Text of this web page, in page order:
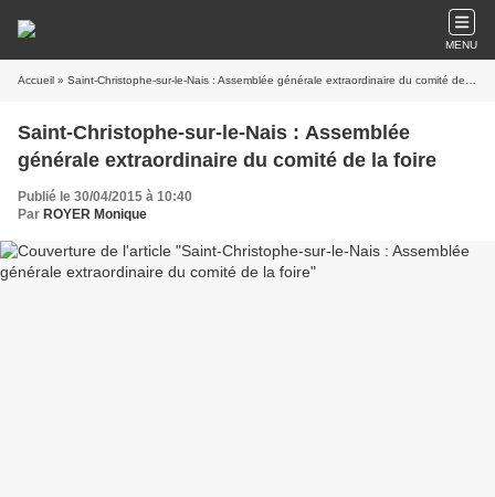
MENU
Accueil » Saint-Christophe-sur-le-Nais : Assemblée générale extraordinaire du comité de la foire
Saint-Christophe-sur-le-Nais : Assemblée
générale extraordinaire du comité de la foire
Publié le 30/04/2015 à 10:40
Par ROYER Monique